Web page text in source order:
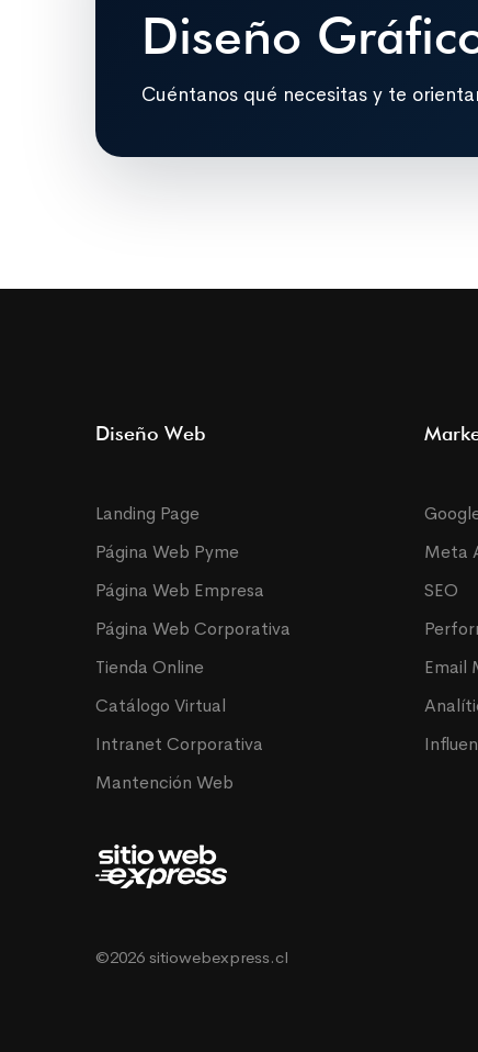
Diseño
Cuéntanos qué necesitas y te
Diseño Web
Landing Page
Página Web Pyme
Página Web Empresa
Página Web Corporativa
Tienda Online
Catálogo Virtual
Intranet Corporativa
Mantención Web
Meta
SEO
Email
©2026 sitiowebexpress.cl